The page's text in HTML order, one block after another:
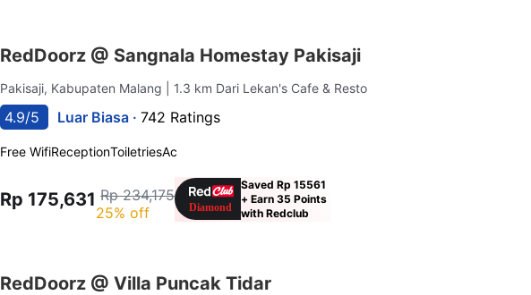
RedDoorz @ Sangnala Homestay Pakisaji
Pakisaji, Kabupaten Malang | 1.3 km Dari Lekan's Cafe & Resto
4.9/5 Luar Biasa ·742 Ratings
Free WifiReceptionToiletriesAc
Rp 175,631 Rp 234,175
25% off
Saved Rp 15561
+ Earn 35 Points
with Redclub
RedDoorz @ Villa Puncak Tidar